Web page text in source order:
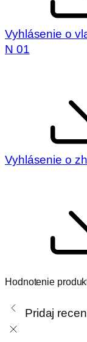
Vyhlásenie o
N 01
Vyhlásenie o
Hodnotenie
Pridaj